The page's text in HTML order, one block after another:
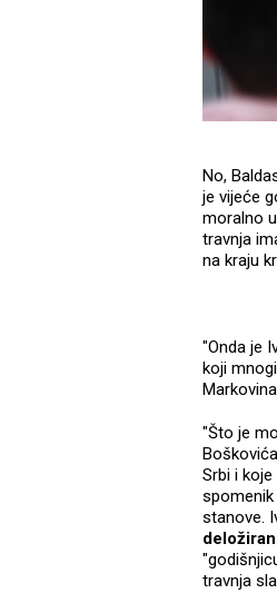
No,
je vijeće
moralno
travnja
na kraju
"Onda je
koji
"Što je
Srbi i
stanove.
travnja